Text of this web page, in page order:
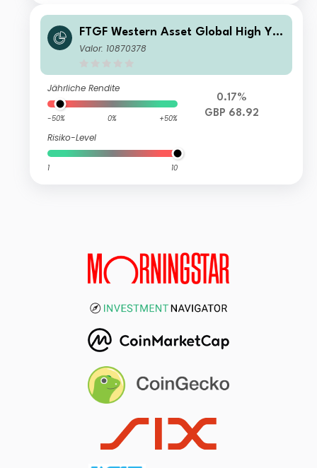
FTGF Western Asset Global High Yiel
d Fund Class X GBP Distributing (D)
Valor: 10870378
Jährliche Rendite
-50% 0% +50%
Risiko-Level
1 10
0.17%
GBP 68.92